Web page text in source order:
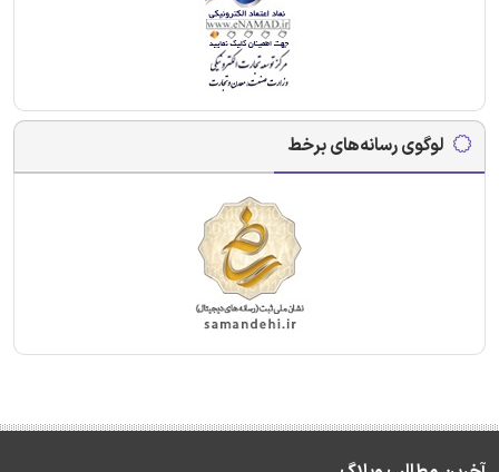
لوگوی رسانه‌های برخط